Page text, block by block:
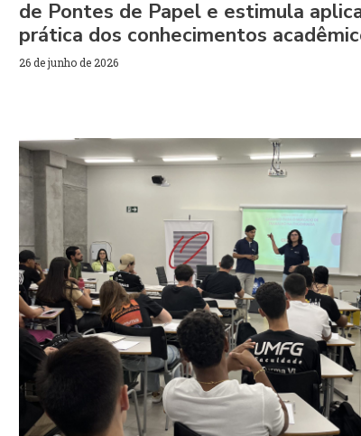
de Pontes de Papel e estimula
prática dos conhecimentos
26 de junho de 2026